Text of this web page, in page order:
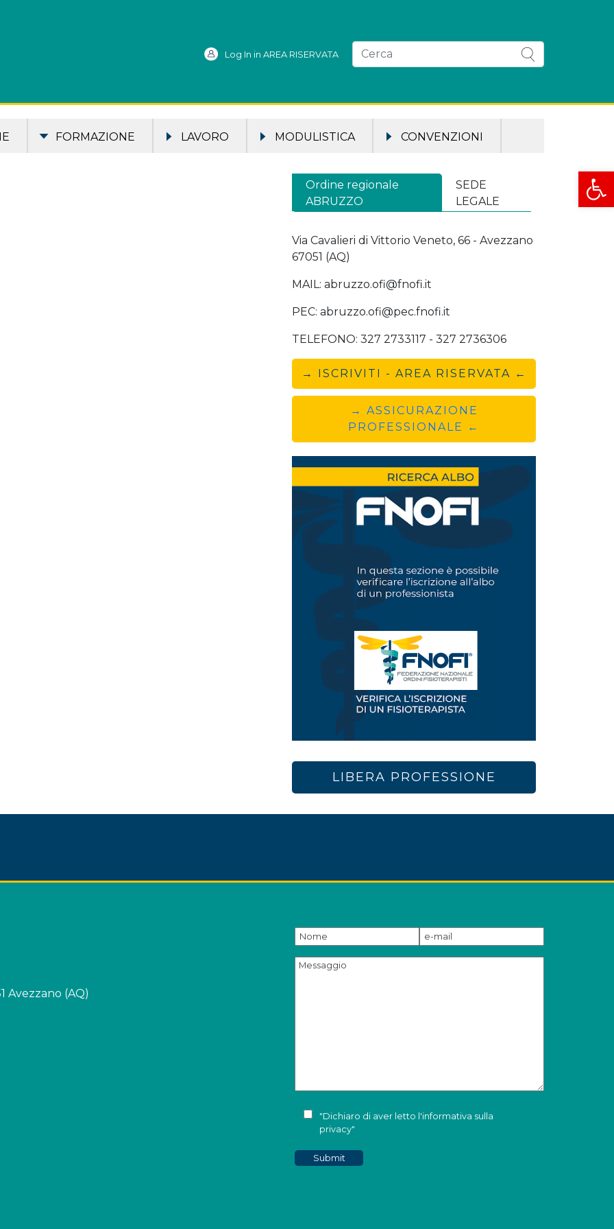
Apri
Log In in AREA RISERVATA
FORMAZIONE LAVORO MODULISTICA CONVENZIONI
Ordine regionale
ABRUZZO
SEDE
LEGALE
Via Cavalieri di Vittorio Veneto, 66 - Avezzano
67051 (AQ)
MAIL: abruzzo.ofi@fnofi.it
PEC: abruzzo.ofi@pec.fnofi.it
TELEFONO: 327 2733117 - 327 2736306
→ ISCRIVITI - AREA RISERVATA ←
→ ASSICURAZIONE
PROFESSIONALE ←
LIBERA PROFESSIONE
Avezzano (AQ)
"Dichiaro di aver letto l'informativa sulla
privacy"